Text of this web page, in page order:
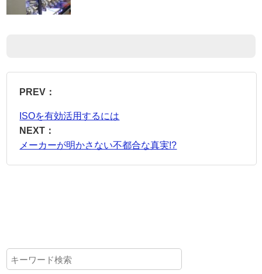
PREV：
ISOを有効活用するには
NEXT：
メーカーが明かさない不都合な真実!?